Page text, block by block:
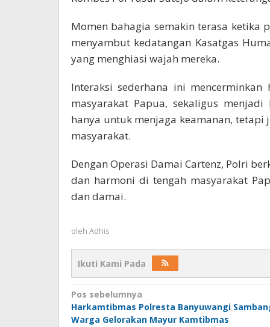
Momen bahagia semakin terasa ketika
menyambut kedatangan Kasatgas
yang menghiasi wajah mereka.
Interaksi sederhana ini
masyarakat Papua, sekaligus
hanya untuk menjaga keamanan,
masyarakat.
Dengan Operasi Damai Cartenz, Polri
dan harmoni di tengah masyarakat
dan damai.
oleh Adhis
Ikuti Kami Pada
Navigasi
pos
Pos sebelumnya
Harkamtibmas Polresta Banyuwangi
Warga Gelorakan Mayur Kamtibmas